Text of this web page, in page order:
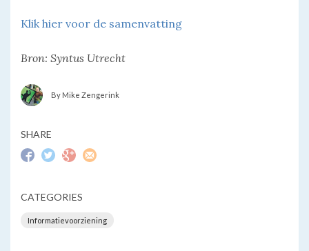
Klik hier voor de samenvatting
Bron: Syntus Utrecht
By Mike Zengerink
SHARE
CATEGORIES
Informatievoorziening